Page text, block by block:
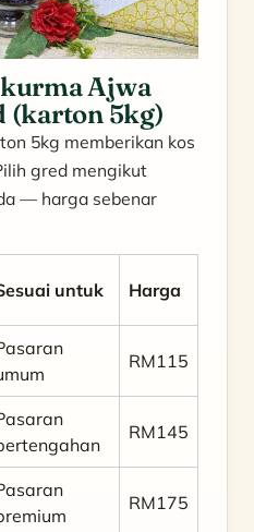
Ajwa
(karton 5kg)
5kg memberikan kos
gred mengikut
— harga sebenar
untuk Harga
RM115
RM145
RM175